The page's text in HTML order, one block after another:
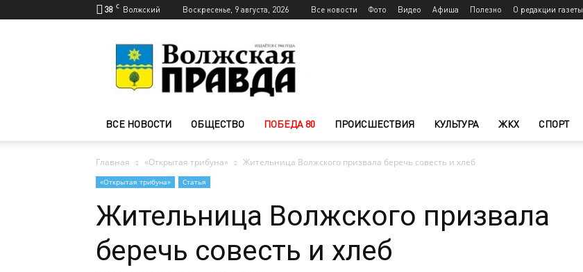
38 C Волжский Воскресенье, 9 августа, 2026 Все новости Фото Видео Афиша Полезно О редакции газеты
Волжского
—
Волжская
ВСЕ НОВОСТИ ОБЩЕСТВО ПОБЕДА 80 ПРОИСШЕСТВИЯ КУЛЬТУРА ЖКХ СПОРТ
Главная «Открытая трибуна» Жительница Волжского призвала беречь совесть и хлеб
«Открытая трибуна» Статья
Жительница Волжского призвала
беречь совесть и хлеб